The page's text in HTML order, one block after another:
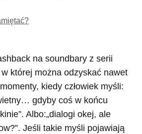
na soundbary z serii
której można odzyskać nawet
kiedy człowiek myśli:
gdyby coś w końcu
Albo:„dialogi okej, ale
Jeśli takie myśli pojawiają